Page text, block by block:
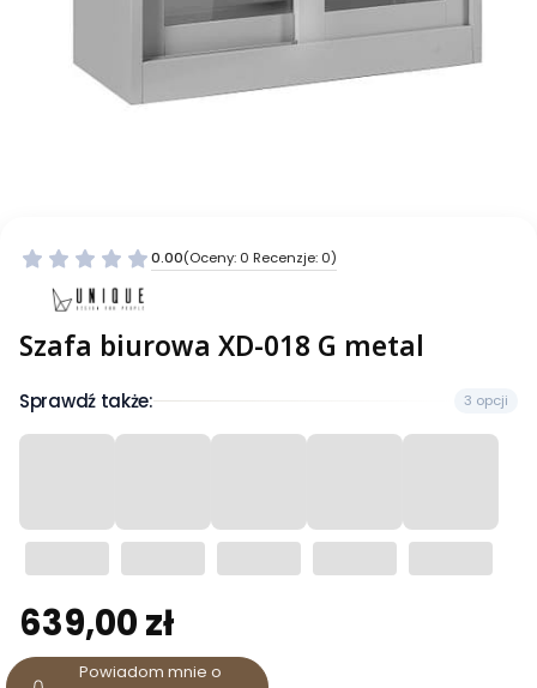
0.00(Oceny: 0 Recenzje: 0)
Szafa biurowa XD-018 G metal
Sprawdź także: 3 opcji
Cena
639,00 zł
Powiadom mnie o